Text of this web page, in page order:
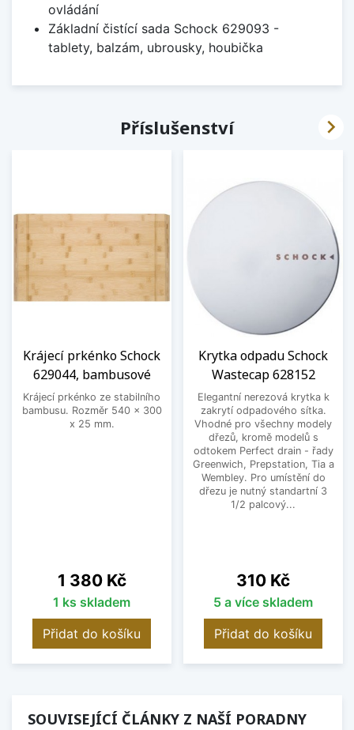
ovládání
Základní čistící sada Schock 629093 -
tablety, balzám, ubrousky, houbička
Příslušenství
Krájecí prkénko Schock
629044, bambusové
Krájecí prkénko ze stabilního
bambusu. Rozměr 540 x 300
x 25 mm.
Cena
1 380 Kč
1 ks skladem
Přidat do košíku
Krytka odpadu Schock
Wastecap 628152
Elegantní nerezová krytka k
zakrytí odpadového sítka.
Vhodné pro všechny modely
dřezů, kromě modelů s
odtokem Perfect drain - řady
Greenwich, Prepstation, Tia a
Wembley. Pro umístění do
dřezu je nutný standartní 3
1/2 palcový...
Cena
310 Kč
5 a více skladem
Přidat do košíku

SOUVISEJÍCÍ ČLÁNKY Z NAŠÍ PORADNY